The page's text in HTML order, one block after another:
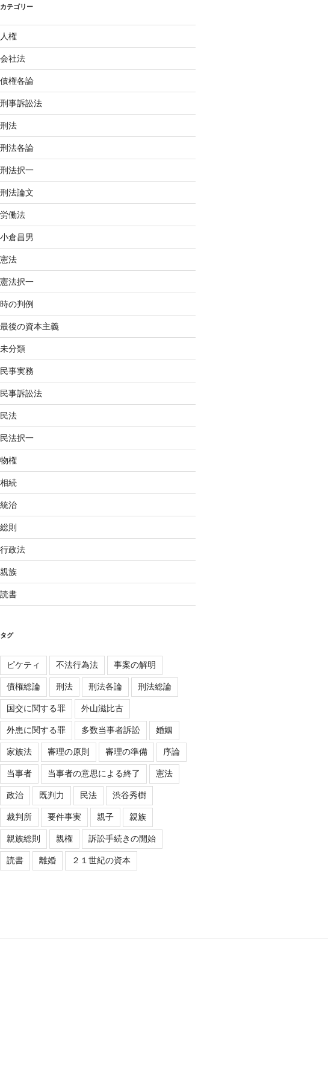
カテゴリー
人権
会社法
債権各論
刑事訴訟法
刑法
刑法各論
刑法択一
刑法論文
労働法
小倉昌男
憲法
憲法択一
時の判例
最後の資本主義
未分類
民事実務
民事訴訟法
民法
民法択一
物権
相続
統治
総則
行政法
親族
読書
タグ
ピケティ 不法行為法 事案の解明
債権総論 刑法 刑法各論 刑法総論
国交に関する罪 外山滋比古
外患に関する罪 多数当事者訴訟 婚姻
家族法 審理の原則 審理の準備 序論
当事者 当事者の意思による終了 憲法
政治 既判力 民法 渋谷秀樹
裁判所 要件事実 親子 親族
親族総則 親権 訴訟手続きの開始
読書 離婚 ２１世紀の資本